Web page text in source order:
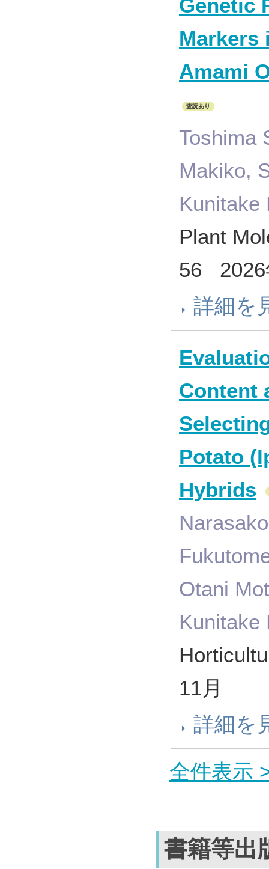
Genetic
Markers
Amami
査読あり
Toshima
Makiko,
Kunitake
Plant
56 2026
詳細を
Content
Potato
Hybrids
Otani
Kunitake
11月
詳細を
全件表示
書籍等出